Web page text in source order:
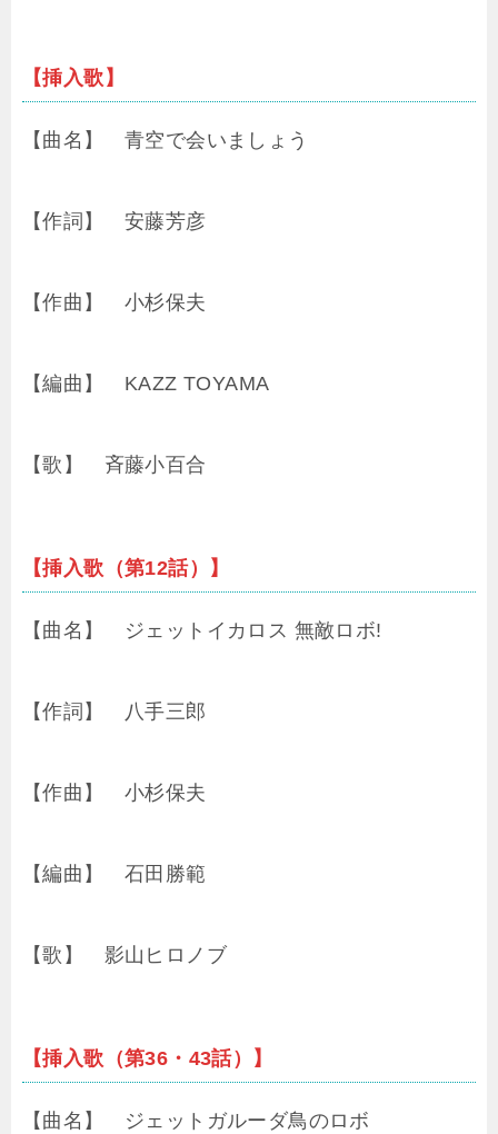
【挿入歌】
【曲名】 青空で会いましょう
【作詞】 安藤芳彦
【作曲】 小杉保夫
【編曲】 KAZZ TOYAMA
【歌】 斉藤小百合
【挿入歌（第12話）】
【曲名】 ジェットイカロス 無敵ロボ!
【作詞】 八手三郎
【作曲】 小杉保夫
【編曲】 石田勝範
【歌】 影山ヒロノブ
【挿入歌（第36・43話）】
【曲名】 ジェットガルーダ鳥のロボ